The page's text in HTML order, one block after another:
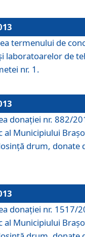
termenului de
laboratoarelor de
nr. 1.
donaţiei nr. 882/
al Municipiului
drum, donate
donaţiei nr. 1517/
al Municipiului